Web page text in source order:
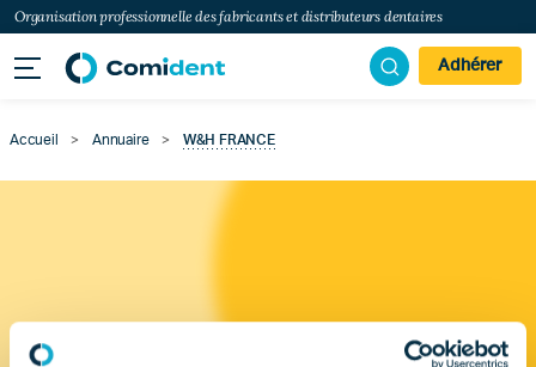
Organisation professionnelle des fabricants et distributeurs dentaires
Adhérer
Accueil > Annuaire > W&H FRANCE